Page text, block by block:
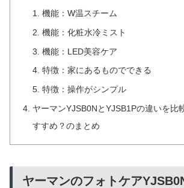
機能：W温スチーム
機能：化粧水冷ミスト
機能：LED美容ケア
特徴：家にあるものでできる
特徴：操作がシンプル
ヤーマンYJSB0NとYJSB1Pの違いを比
すすめ？のまとめ
ヤーマンのフォトケア